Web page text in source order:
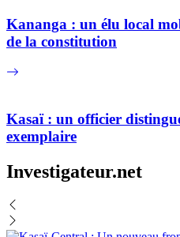
Kananga : un élu local
de la constitution
Kasaï : un officier
exemplaire
Investigateur.net